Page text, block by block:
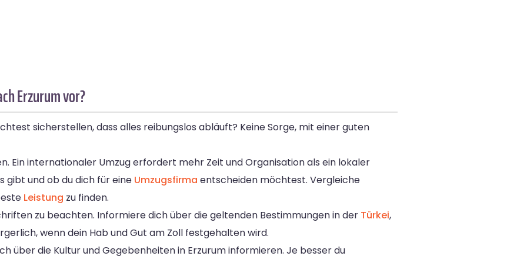
Erzurum vor?
sicherstellen, dass alles reibungslos abläuft? Keine Sorge, mit einer guten
Ein internationaler Umzug erfordert mehr Zeit und Organisation als ein lokaler
gibt und ob du dich für eine Umzugsfirma entscheiden möchtest. Vergleiche
Leistung zu finden.
zu beachten. Informiere dich über die geltenden Bestimmungen in der Türkei,
wenn dein Hab und Gut am Zoll festgehalten wird.
über die Kultur und Gegebenheiten in Erzurum informieren. Je besser du